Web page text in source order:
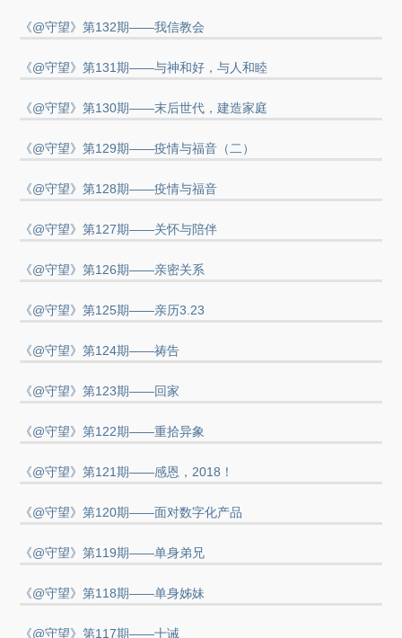
《@守望》第132期——我信教会
《@守望》第131期——与神和好，与人和睦
《@守望》第130期——末后世代，建造家庭
《@守望》第129期——疫情与福音（二）
《@守望》第128期——疫情与福音
《@守望》第127期——关怀与陪伴
《@守望》第126期——亲密关系
《@守望》第125期——亲历3.23
《@守望》第124期——祷告
《@守望》第123期——回家
《@守望》第122期——重拾异象
《@守望》第121期——感恩，2018！
《@守望》第120期——面对数字化产品
《@守望》第119期——单身弟兄
《@守望》第118期——单身姊妹
《@守望》第117期——十诫